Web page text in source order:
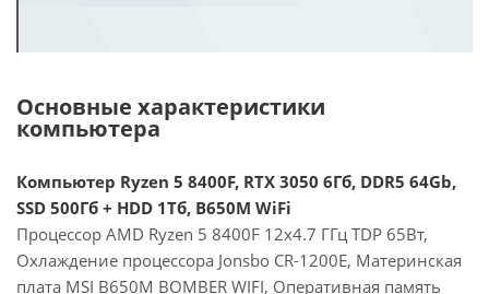
Основные характеристики
компьютера
Компьютер Ryzen 5 8400F, RTX 3050 6Гб, DDR5 64Gb,
SSD 500Гб + HDD 1Тб, B650M WiFi
Процессор AMD Ryzen 5 8400F 12x4.7 ГГц TDP 65Вт,
Охлаждение процессора Jonsbo CR-1200E, Материнская
плата MSI B650M BOMBER WIFI, Оперативная память